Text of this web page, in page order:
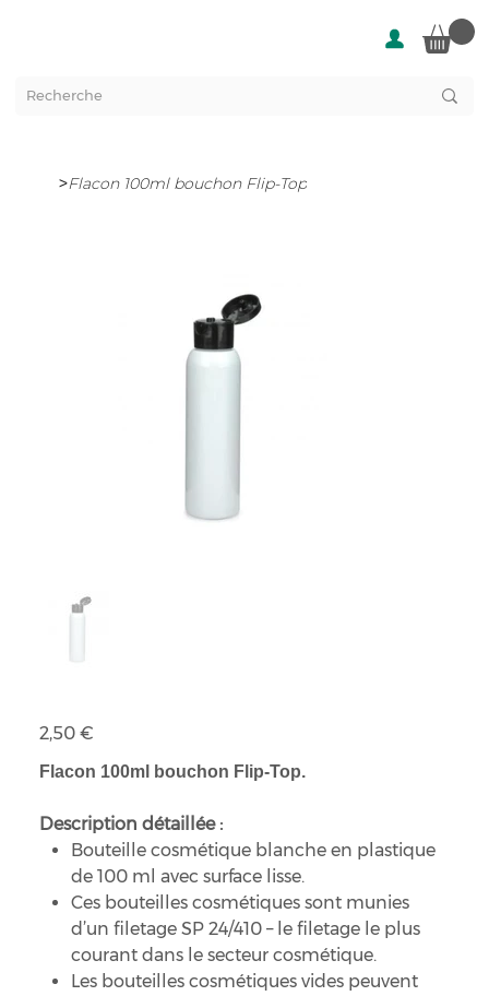
>Flacon 100ml bouchon Flip-Top
Prix
2,50 €
Flacon 100ml bouchon Flip-Top.
Description détaillée :
Bouteille cosmétique blanche en plastique
de 100 ml avec surface lisse.
Ces bouteilles cosmétiques sont munies
d’un filetage SP 24/410 – le filetage le plus
courant dans le secteur cosmétique.
Les bouteilles cosmétiques vides peuvent